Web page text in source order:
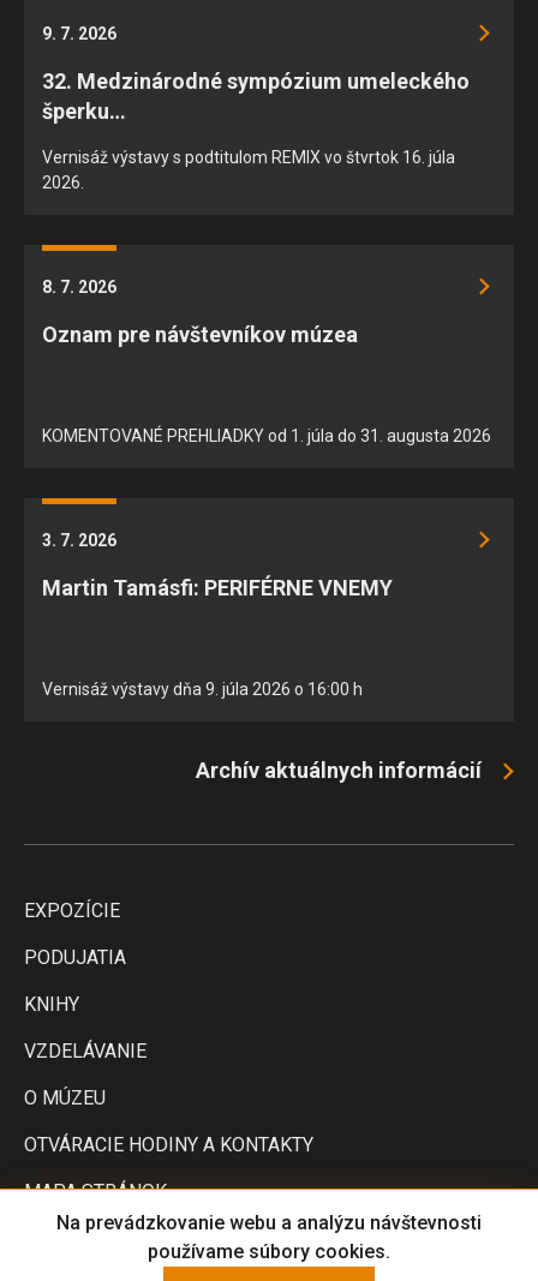
9. 7. 2026
32. Medzinárodné sympózium umeleckého
šperku…
Vernisáž výstavy s podtitulom REMIX vo štvrtok 16. júla
2026.
8. 7. 2026
Oznam pre návštevníkov múzea
KOMENTOVANÉ PREHLIADKY od 1. júla do 31. augusta 2026
3. 7. 2026
Martin Tamásfi: PERIFÉRNE VNEMY
Vernisáž výstavy dňa 9. júla 2026 o 16:00 h
Archív aktuálnych informácií
EXPOZÍCIE
PODUJATIA
KNIHY
VZDELÁVANIE
O MÚZEU
OTVÁRACIE HODINY A KONTAKTY
MAPA STRÁNOK
VERZIE PRE TLAČ
Na prevádzkovanie webu a analýzu návštevnosti
používame súbory cookies.